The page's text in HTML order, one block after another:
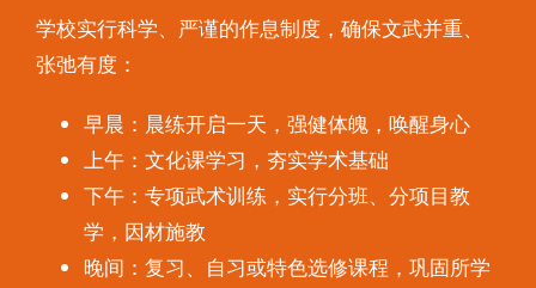
学校实行科学、严谨的作息制度，确保文武并重、
张弛有度：
早晨：晨练开启一天，强健体魄，唤醒身心
上午：文化课学习，夯实学术基础
下午：专项武术训练，实行分班、分项目教
学，因材施教
晚间：复习、自习或特色选修课程，巩固所学